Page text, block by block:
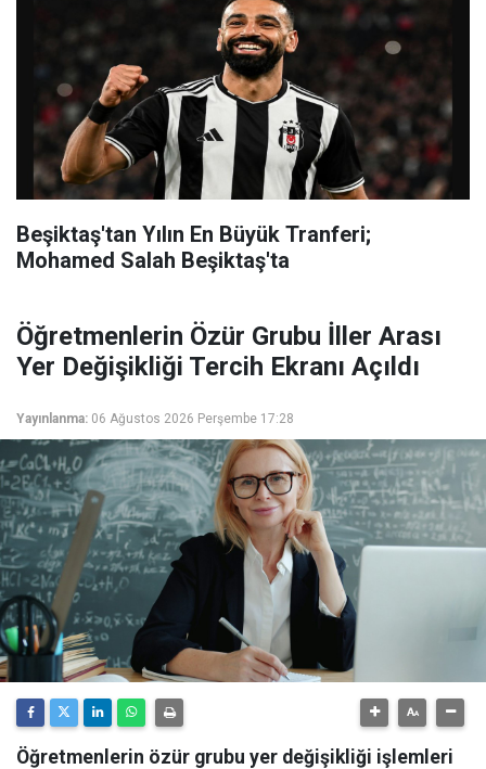
Beşiktaş'tan Yılın En Büyük Tranferi;
Mohamed Salah Beşiktaş'ta
Öğretmenlerin Özür Grubu İller Arası
Yer Değişikliği Tercih Ekranı Açıldı
Yayınlanma: 06 Ağustos 2026 Perşembe 17:28
Öğretmenlerin özür grubu yer değişikliği işlemleri